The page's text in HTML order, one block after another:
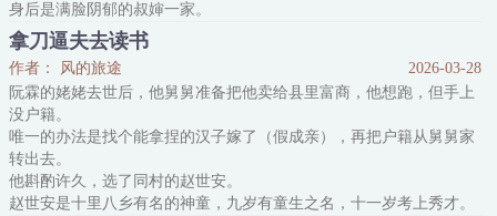
身后是满脸阴郁的叔婶一家。
嫁进师家前就知道是什么样，落魄归村的人家，能有一处茅屋避风雨
都是好的。
而他的夫君，此时还因伤势过重昏迷着，娶他也是为冲喜。
元照很勤快，将婆家的一切都照顾妥当，弟弟也不用再像从前那样被
欺负，恩人每夜都安安静静在他身边躺着。
只是这种安逸并未持续太久，因为师无相醒了。
这位连名都格外佛性之人
拿刀逼夫去读书
作者： 风的旅途
2026-03-28
阮霖的姥姥去世后，他舅舅准备把他卖给县里富商，他想跑，但手上
没户籍。
唯一的办法是找个能拿捏的汉子嫁了（假成亲），再把户籍从舅舅家
转出去。
他斟酌许久，选了同村的赵世安。
赵世安是十里八乡有名的神童，九岁有童生之名，十一岁考上秀才。